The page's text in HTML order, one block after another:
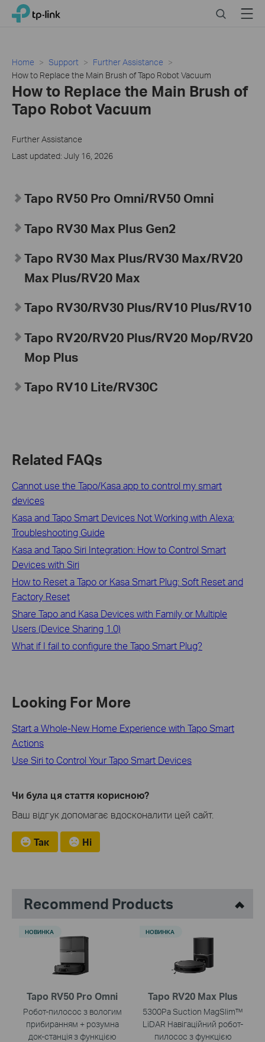
Click
navigation
TP-Link, Reliably Smart SearchMenu
Home Support
Further Assistance
How to Replace the Main Brush of Tapo Robot Vacuum
How to Replace the Main Brush of
Tapo Robot Vacuum
Further Assistance
Last updated: July 16, 2026
Tapo RV50 Pro Omni/RV50 Omni
Tapo RV30 Max Plus Gen2
Tapo RV30 Max Plus/RV30 Max/RV20
Max Plus/RV20 Max
Tapo RV30/RV30 Plus/RV10 Plus/RV10
Tapo RV20/RV20 Plus/RV20 Mop/RV20
Mop Plus
Tapo RV10 Lite/RV30C
Related FAQs
Cannot use the Tapo/Kasa app to control my smart
devices
Kasa and Tapo Smart Devices Not Working with Alexa:
Troubleshooting Guide
Kasa and Tapo Siri Integration: How to Control Smart
Devices with Siri
How to Reset a Tapo or Kasa Smart Plug: Soft Reset and
Factory Reset
Share Tapo and Kasa Devices with Family or Multiple
Users (Device Sharing 1.0)
What if I fail to configure the Tapo Smart Plug?
Looking For More
Start a Whole-New Home Experience with Tapo Smart
Actions
Use Siri to Control Your Tapo Smart Devices
Чи була ця стаття корисною?
Ваш відгук допомагає вдосконалити цей сайт.
Так Ні
Recommend Products
Tapo RV50 Pro Omni
Робот-пилосос з вологим
прибиранням + розумна
док-станція з функцією
НОВИНКА
Tapo RV20 Max Plus
5300Pa Suction MagSlim™
LiDAR Навігаційний робот-
пилосос з функцією
НОВИНКА